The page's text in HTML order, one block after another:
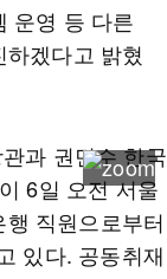
운영 등 다른
겠다고 밝혔